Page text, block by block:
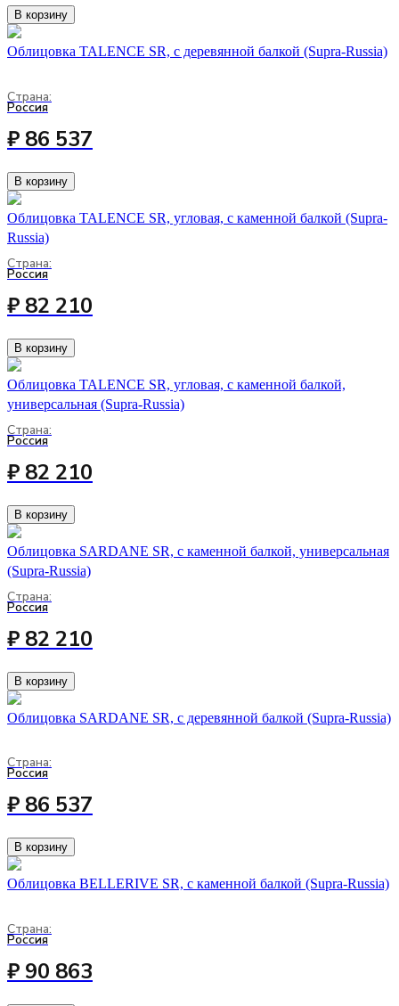
В корзину
Облицовка TALENCE SR, с деревянной балкой (Supra-Russia)
Страна:
Россия
₽ 86 537
В корзину
Облицовка TALENCE SR, угловая, с каменной балкой (Supra-
Russia)
Страна:
Россия
₽ 82 210
В корзину
Облицовка TALENCE SR, угловая, с каменной балкой,
универсальная (Supra-Russia)
Страна:
Россия
₽ 82 210
В корзину
Облицовка SARDANE SR, с каменной балкой, универсальная
(Supra-Russia)
Страна:
Россия
₽ 82 210
В корзину
Облицовка SARDANE SR, с деревянной балкой (Supra-Russia)
Страна:
Россия
₽ 86 537
В корзину
Облицовка BELLERIVE SR, с каменной балкой (Supra-Russia)
Страна:
Россия
₽ 90 863